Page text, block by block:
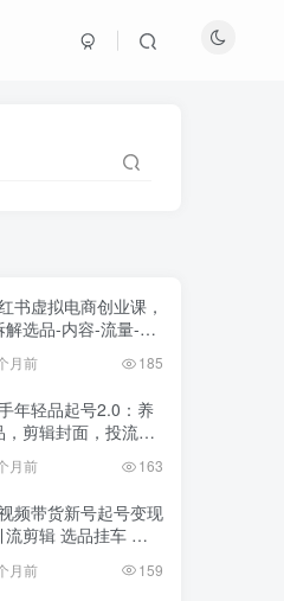
书虚拟电商创业课，
解选品-内容-流量-变
月前 185
年轻品起号2.0：养
，剪辑封面，投流技
月前 163
频带货新号起号变现
流剪辑 选品挂车 千
自然流，快速起量
月前 159